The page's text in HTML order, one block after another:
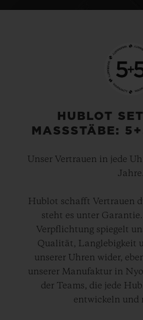
HUBLOT
MASSSTÄBE:
Unser Vertrauen in jede
Jahre.
Hublot schafft Vertrauen
steht es unter
Verpflichtung spiegelt
Qualität, Langlebigkeit
unserer Uhren wider,
unserer Manufaktur in
der Teams, die jede
entwickeln und